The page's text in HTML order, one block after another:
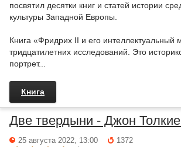
посвятил десятки книг и статей истории
культуры Западной Европы.
Книга «Фридрих II и его интеллектуальный
тридцатилетних исследований. Это
портрет...
Книга
Две твердыни - Джон
25 августа 2022, 13:00 1372